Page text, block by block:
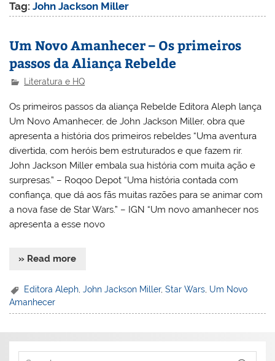
Tag:John Jackson Miller
Um Novo Amanhecer – Os primeiros
passos da Aliança Rebelde
Literatura e HQ
Os primeiros passos da aliança Rebelde Editora Aleph lança
Um Novo Amanhecer, de John Jackson Miller, obra que
apresenta a história dos primeiros rebeldes “Uma aventura
divertida, com heróis bem estruturados e que fazem rir.
John Jackson Miller embala sua história com muita ação e
surpresas.” – Roqoo Depot “Uma história contada com
confiança, que dá aos fãs muitas razões para se animar com
a nova fase de Star Wars.” – IGN “Um novo amanhecer nos
apresenta a esse novo
» Read more
Editora Aleph ,John Jackson Miller,Star Wars Um Novo
Amanhecer